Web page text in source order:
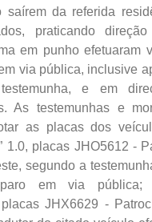
saírem da referida
praticando
em punho efetuaram
via pública, inclusive
e em
As testemunhas e
as placas dos
1.0, placas JHO5612 -
segundo a
em via pública;
placas JHX6629 -